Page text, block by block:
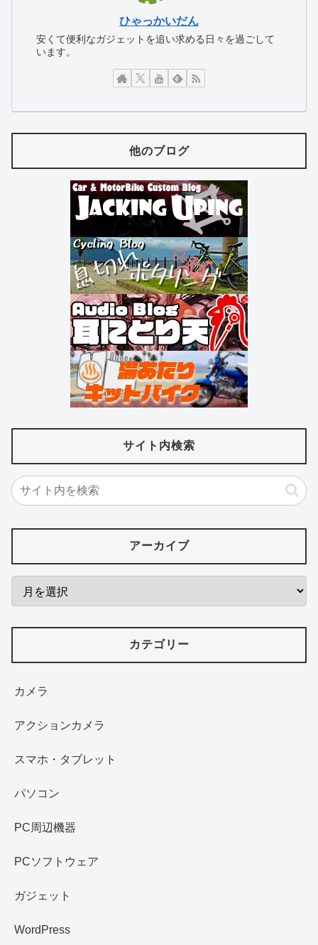
ひゃっかいだん
安くて便利なガジェットを追い求める日々を過ごして
います。
他のブログ
サイト内検索
アーカイブ
カテゴリー
カメラ
アクションカメラ
スマホ・タブレット
パソコン
PC周辺機器
PCソフトウェア
ガジェット
WordPress